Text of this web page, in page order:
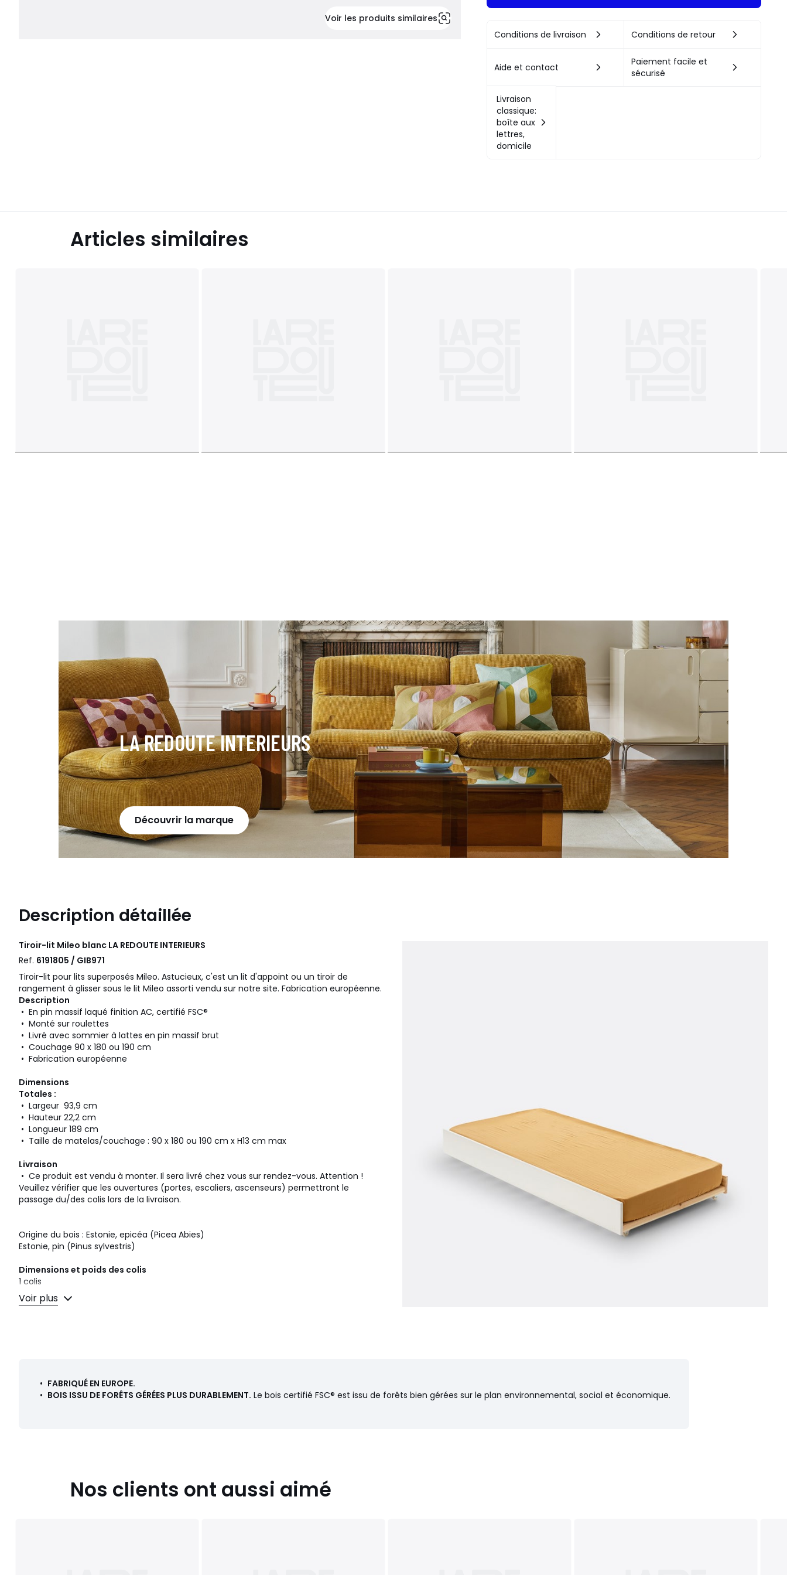
Voir les produits similaires
Conditions de livraison Conditions de retour
Aide et contact
Paiement facile et
sécurisé
Livraison
classique:
boîte aux
lettres,
domicile
Articles similaires
LA REDOUTE INTERIEURS
Découvrir la marque
Description détaillée
Tiroir-lit Mileo blanc LA REDOUTE INTERIEURS
Ref. 6191805 / GIB971
Tiroir-lit pour lits superposés Mileo. Astucieux, c'est un lit d'appoint ou un tiroir de
rangement à glisser sous le lit Mileo assorti vendu sur notre site. Fabrication européenne.
Description
• En pin massif laqué finition AC, certifié FSC®
• Monté sur roulettes
• Livré avec sommier à lattes en pin massif brut
• Couchage 90 x 180 ou 190 cm
• Fabrication européenne
Dimensions
Totales :
• Largeur 93,9 cm
• Hauteur 22,2 cm
• Longueur 189 cm
• Taille de matelas/couchage : 90 x 180 ou 190 cm x H13 cm max
Livraison
• Ce produit est vendu à monter. Il sera livré chez vous sur rendez-vous. Attention !
Veuillez vérifier que les ouvertures (portes, escaliers, ascenseurs) permettront le
passage du/des colis lors de la livraison.
Origine du bois : Estonie, epicéa (Picea Abies)
Estonie, pin (Pinus sylvestris)
Dimensions et poids des colis
1 colis
• L199 x H12 x P20 cm, 15 kg
Plan de montage et guide d'entretien
Voir plus
• FABRIQUÉ EN EUROPE.
• BOIS ISSU DE FORÊTS GÉRÉES PLUS DURABLEMENT. Le bois certifié FSC® est issu de forêts bien gérées sur le plan environnemental, social et économique.
Nos clients ont aussi aimé